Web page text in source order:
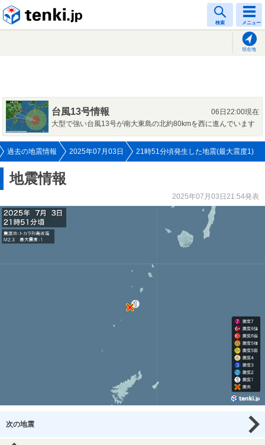
検索 メニュー
現在地
台風13号情報
06日22:00現在
大型で強い台風13号が南大東島の北約80kmを西に進んでいます
過去の地震情報 2025年07月03日 21時51分頃発生した地震(最大震度1)
地震情報
2025年07月03日21:54発表
次の地震